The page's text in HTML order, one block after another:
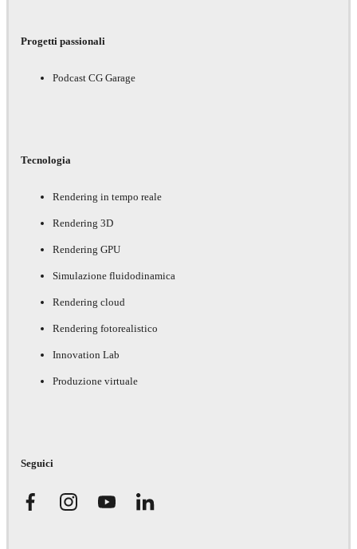
Progetti passionali
Podcast CG Garage
Tecnologia
Rendering in tempo reale
Rendering 3D
Rendering GPU
Simulazione fluidodinamica
Rendering cloud
Rendering fotorealistico
Innovation Lab
Produzione virtuale
Seguici